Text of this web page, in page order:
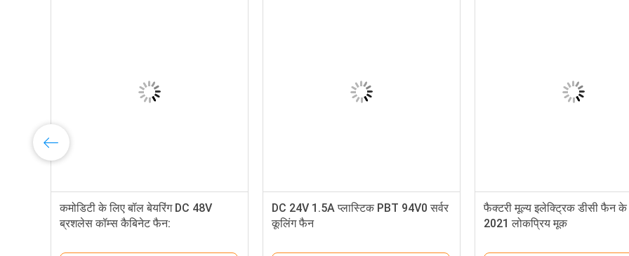
कमोडिटी के लिए बॉल बेयरिंग DC 48V
ब्रशलेस कॉम्स कैबिनेट फैन:
DC 24V 1.5A प्लास्टिक PBT 94V0 सर्वर
कूलिंग फैन
फैक्टरी मूल्य इलेक्ट्रिक डीसी फैन
2021 लोकप्रिय मूक